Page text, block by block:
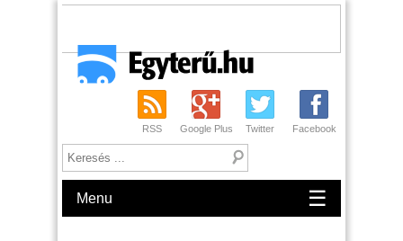
RSS Google Plus Twitter Facebook
Menu ☰